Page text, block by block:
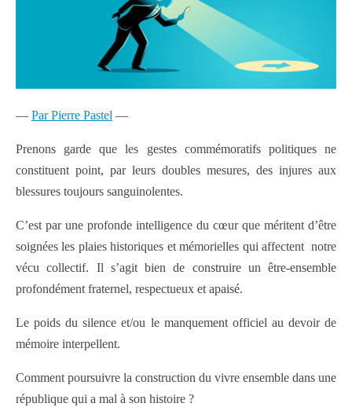
— Par Pierre Pastel —
Prenons garde que les gestes commémoratifs politiques ne
constituent point, par leurs doubles mesures, des injures aux
blessures toujours sanguinolentes.
C’est par une profonde intelligence du cœur que méritent d’être
soignées les plaies historiques et mémorielles qui affectent notre
vécu collectif. Il s’agit bien de construire un être-ensemble
profondément fraternel, respectueux et apaisé.
Le poids du silence et/ou le manquement officiel au devoir de
mémoire interpellent.
Comment poursuivre la construction du vivre ensemble dans une
république qui a mal à son histoire ?